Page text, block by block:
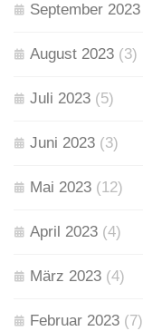
September 2023
August 2023 (3)
Juli 2023 (5)
Juni 2023 (3)
Mai 2023 (12)
April 2023 (4)
März 2023 (4)
Februar 2023 (7)